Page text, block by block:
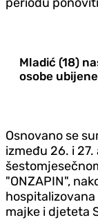
Mladić (18)
osobe
Osnovano se
između 26. i
"ONZAPIN",
majke i djeteta